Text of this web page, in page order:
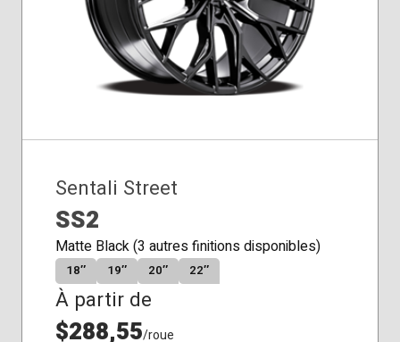
Sentali Street
SS2
Matte Black (3 autres finitions disponibles)
18″ 19″ 20″ 22″
À partir de
$288,55/roue